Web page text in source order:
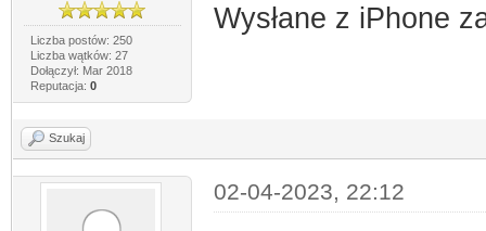
Liczba postów: 250
Liczba wątków: 27
Dołączył: Mar 2018
Reputacja: 0
Wysłane z iPhone
Szukaj
02-04-2023, 22:12